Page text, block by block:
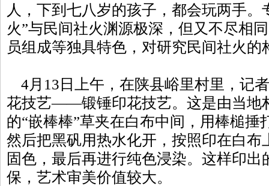
人，下到七八岁的孩子，都会玩两手。
火”与民间社火渊源极深，但又不尽相
员组成等独具特色，对研究民间社火
4月13日上午，在陕县峪里村里，记
花技艺——锻锤印花技艺。这是由当地
的“嵌棒棒”草夹在白布中间，用棒槌捶
然后把黑矾用热水化开，按照印在白布
固色，最后再进行纯色浸染。这样印
保，艺术审美价值较大。